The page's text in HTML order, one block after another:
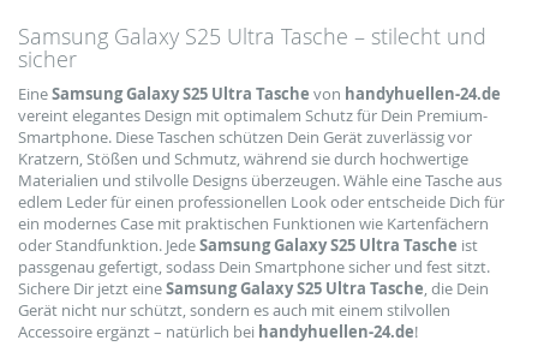
Samsung Galaxy S25 Ultra Tasche – stilecht und
sicher
EineSamsung Galaxy S25 Ultra Tasche von handyhuellen-24.de
vereint elegantes Design mit optimalem Schutz für Dein Premium-
Smartphone. Diese Taschen schützen Dein Gerät zuverlässig vor
Kratzern, Stößen und Schmutz, während sie durch hochwertige
Materialien und stilvolle Designs überzeugen. Wähle eine Tasche aus
edlem Leder für einen professionellen Look oder entscheide Dich für
ein modernes Case mit praktischen Funktionen wie Kartenfächern
oder Standfunktion. JedeSamsung Galaxy S25 Ultra Tasche ist
passgenau gefertigt, sodass Dein Smartphone sicher und fest sitzt.
Sichere Dir jetzt eineSamsung Galaxy S25 Ultra Tasche, die Dein
Gerät nicht nur schützt, sondern es auch mit einem stilvollen
Accessoire ergänzt – natürlich bei handyhuellen-24.de!